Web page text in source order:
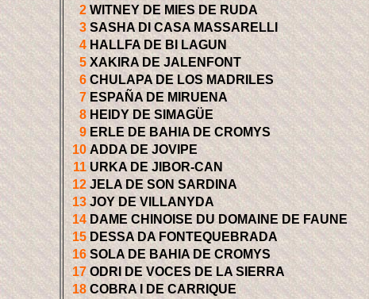
2 WITNEY DE MIES DE RUDA
3 SASHA DI CASA MASSARELLI
4 HALLFA DE BI LAGUN
5 XAKIRA DE JALENFONT
6 CHULAPA DE LOS MADRILES
7 ESPAÑA DE MIRUENA
8 HEIDY DE SIMAGÜE
9 ERLE DE BAHIA DE CROMYS
10 ADDA DE JOVIPE
11 URKA DE JIBOR-CAN
12 JELA DE SON SARDINA
13 JOY DE VILLANYDA
14 DAME CHINOISE DU DOMAINE DE FAUNE
15 DESSA DA FONTEQUEBRADA
16 SOLA DE BAHIA DE CROMYS
17 ODRI DE VOCES DE LA SIERRA
18 COBRA I DE CARRIQUE